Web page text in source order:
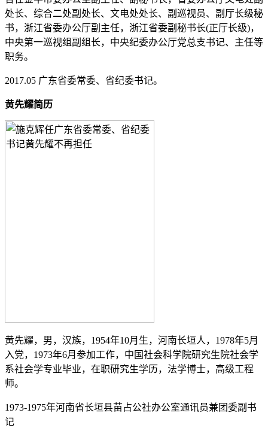
处长、综合二处副处长、文电处处长、副巡视员、副厅长级秘
书，浙江省委办公厅副主任，浙江省委副秘书长(正厅长级)，
中央第一巡视组副组长，中央纪委办公厅党总支书记、主任等
职务。
2017.05 广东省委常委、省纪委书记。
黄先耀简历
黄先耀，男，汉族，1954年10月生，河南长垣人，1978年5月
入党，1973年6月参加工作，中国社会科学院研究生院社会学
系社会学专业毕业，在职研究生学历，法学博士，高级工程
师。
1973-1975年河南省长垣县苗占公社办公室通讯员兼团委副书
记